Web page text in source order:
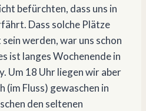
befürchten, dass uns in
Dass solche Plätze
werden, war uns schon
ist langes Wochenende in
Um 18 Uhr liegen wir aber
Fluss) gewaschen in
den seltenen